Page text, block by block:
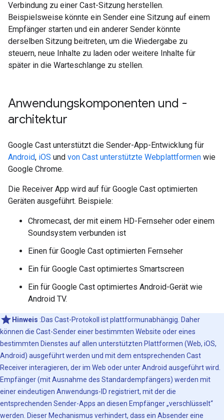
Verbindung zu einer Cast-Sitzung herstellen.
Beispielsweise könnte ein Sender eine Sitzung auf einem
Empfänger starten und ein anderer Sender könnte
derselben Sitzung beitreten, um die Wiedergabe zu
steuern, neue Inhalte zu laden oder weitere Inhalte für
später in die Warteschlange zu stellen.
Anwendungskomponenten und -
architektur
Google Cast unterstützt die Sender-App-Entwicklung für
Android, iOS und von Cast unterstützte Webplattformen wie
Google Chrome.
Die Receiver App wird auf für Google Cast optimierten
Geräten ausgeführt. Beispiele:
Chromecast, der mit einem HD-Fernseher oder einem
Soundsystem verbunden ist
Einen für Google Cast optimierten Fernseher
Ein für Google Cast optimiertes Smartscreen
Ein für Google Cast optimiertes Android-Gerät wie
Android TV.
Hinweis :Das Cast-Protokoll ist plattformunabhängig. Daher
können die Cast-Sender einer bestimmten Website oder eines
bestimmten Dienstes auf allen unterstützten Plattformen (Web, iOS,
Android) ausgeführt werden und mit dem entsprechenden Cast
Receiver interagieren, der im Web oder unter Android ausgeführt wird.
Empfänger (mit Ausnahme des Standardempfängers) werden mit
einer eindeutigen Anwendungs-ID registriert, mit der die
entsprechenden Sender-Apps an diesen Empfänger „verschlüsselt“
werden. Dieser Mechanismus verhindert, dass ein Absender eine